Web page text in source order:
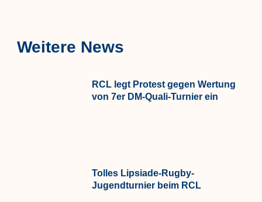
Weitere News
RCL legt Protest gegen Wertung
von 7er DM-Quali-Turnier ein
Tolles Lipsiade-Rugby-
Jugendturnier beim RCL